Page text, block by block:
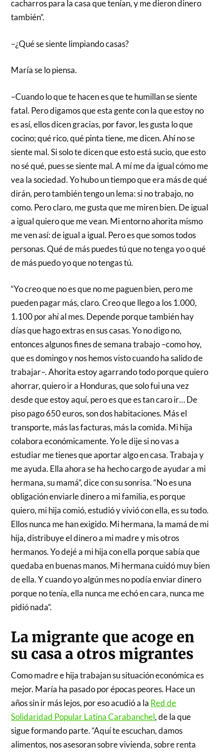
cacharros para la casa que tenían, y me dieron dinero
también”.
–¿Qué se siente limpiando casas?
María se lo piensa.
–Cuando lo que te hacen es que te humillan se siente
fatal. Pero digamos que esta gente con la que estoy no
es así, ellos dicen gracias, por favor, les gusta lo que
cocino; qué rico, qué pinta tiene, me dicen. Ahí no se
siente mal. Si solo te dicen que esto está sucio, que esto
no sé qué, pues se siente mal. A mí me da igual cómo me
vea la sociedad. Yo hubo un tiempo que era más de qué
dirán, pero también tengo un lema: si no trabajo, no
como. Pero claro, me gusta que me miren bien. De igual
a igual quiero que me vean. Mi entorno ahorita mismo
me ven así: de igual a igual. Pero es que somos todos
personas. Qué de más puedes tú que no tenga yo o qué
de más puedo yo que no tengas tú.
“Yo creo que no es que no me paguen bien, pero me
pueden pagar más, claro. Creo que llego a los 1.000,
1.100 por ahí al mes. Depende porque también hay
días que hago extras en sus casas. Yo no digo no,
entonces algunos fines de semana trabajo –como hoy,
que es domingo y nos hemos visto cuando ha salido de
trabajar–. Ahorita estoy agarrando todo porque quiero
ahorrar, quiero ir a Honduras, que solo fui una vez
desde que estoy aquí, pero es que es tan caro ir… De
piso pago 650 euros, son dos habitaciones. Más el
transporte, más las facturas, más la comida. Mi hija
colabora económicamente. Yo le dije si no vas a
estudiar me tienes que aportar algo en casa. Trabaja y
me ayuda. Ella ahora se ha hecho cargo de ayudar a mi
hermana, su mamá”, dice con su sonrisa. “No es una
obligación enviarle dinero a mi familia, es porque
quiero, mi hija comió, estudió y vivió con ella, es su todo.
Ellos nunca me han exigido. Mi hermana, la mamá de mi
hija, distribuye el dinero a mi madre y mis otros
hermanos. Yo dejé a mi hija con ella porque sabía que
quedaba en buenas manos. Mi hermana cuidó muy bien
de ella. Y cuando yo algún mes no podía enviar dinero
porque no tenía, ella nunca me echó en cara, nunca me
pidió nada”.
La migrante que acoge en
su casa a otros migrantes
Como madre e hija trabajan su situación económica es
mejor. María ha pasado por épocas peores. Hace un
años sin ir más lejos, por eso acudió a la Red de
Solidaridad Popular Latina Carabanchel, de la que
sigue formando parte. “Aquí te escuchan, damos
alimentos, nos asesoran sobre vivienda, sobre renta